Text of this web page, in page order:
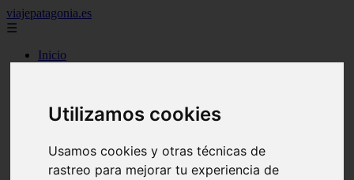
Utilizamos cookies
Usamos cookies y otras técnicas de
rastreo para mejorar tu experiencia de
viajepatagonia.es
☰
Inicio
benidorm
c buenos aires
c entre rios
c generalidades del pais